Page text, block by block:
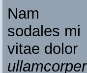
Nam
sodales mi
vitae dolor
ullamcorper